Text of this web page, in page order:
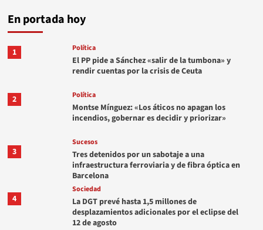
En portada hoy
1 Política
El PP pide a Sánchez «salir de la tumbona» y
rendir cuentas por la crisis de Ceuta
2 Política
Montse Mínguez: «Los áticos no apagan los
incendios, gobernar es decidir y priorizar»
3
Sucesos
Tres detenidos por un sabotaje a una
infraestructura ferroviaria y de fibra óptica en
Barcelona
4
Sociedad
La DGT prevé hasta 1,5 millones de
desplazamientos adicionales por el eclipse del
12 de agosto